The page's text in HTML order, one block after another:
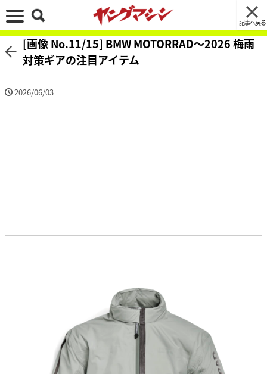
記事へ戻る
[画像 No.11/15] BMW MOTORRAD〜2026 梅雨
対策ギアの注目アイテム
2026/06/03